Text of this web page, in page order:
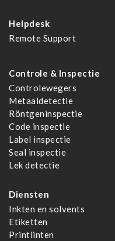
Helpdesk
Remote Support
Controle & Inspectie
Controlewegers
Metaaldetectie
Röntgeninspectie
Code inspectie
Label inspectie
Seal inspectie
Lek detectie
Diensten
Inkten en solvents
Etiketten
Printlinten